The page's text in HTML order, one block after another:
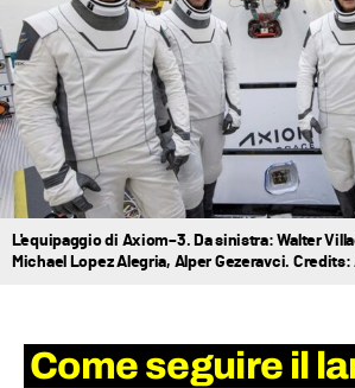
L'equipaggio di Axiom–3. Da sinistra: Walter
Michael Lopez Alegria, Alper Gezeravci.
Come seguire il